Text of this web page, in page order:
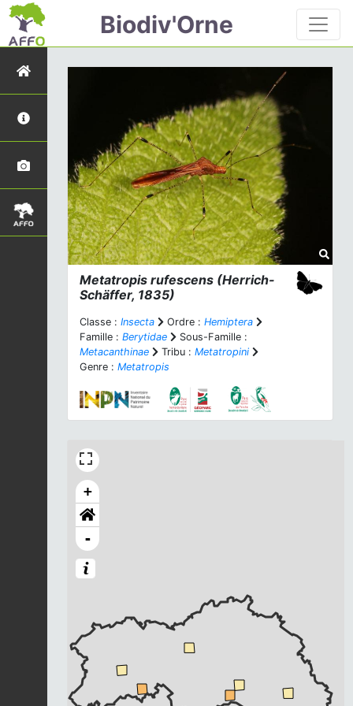
Biodiv'Orne
Metatropis rufescens (Herrich-
Schäffer, 1835)
Classe : Insecta Ordre : Hemiptera
Famille : Berytidae
Sous-Famille :
Metacanthinae
Tribu : Metatropini
Genre : Metatropis
+
-